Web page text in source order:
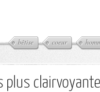
bêtise coeur
plus